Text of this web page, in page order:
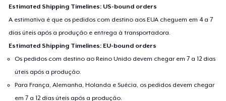
Estimated Shipping Timelines: US-bound orders
A estimativa é que os pedidos com destino aos EUA cheguem em 4 a 7
dias úteis após a produção e entrega à transportadora.
Estimated Shipping Timelines: EU-bound orders
Os pedidos com destino ao Reino Unido devem chegar em 7 a 12 dias
úteis após a produção.
Para França, Alemanha, Holanda e Suécia, os pedidos devem chegar
em 7 a 12 dias úteis após a produção.